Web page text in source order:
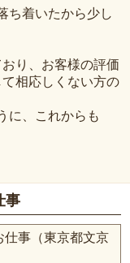
ち着いたから少し
り、お客様の評価
相応しくない方の
に、これからも
事
仕事（東京都文京